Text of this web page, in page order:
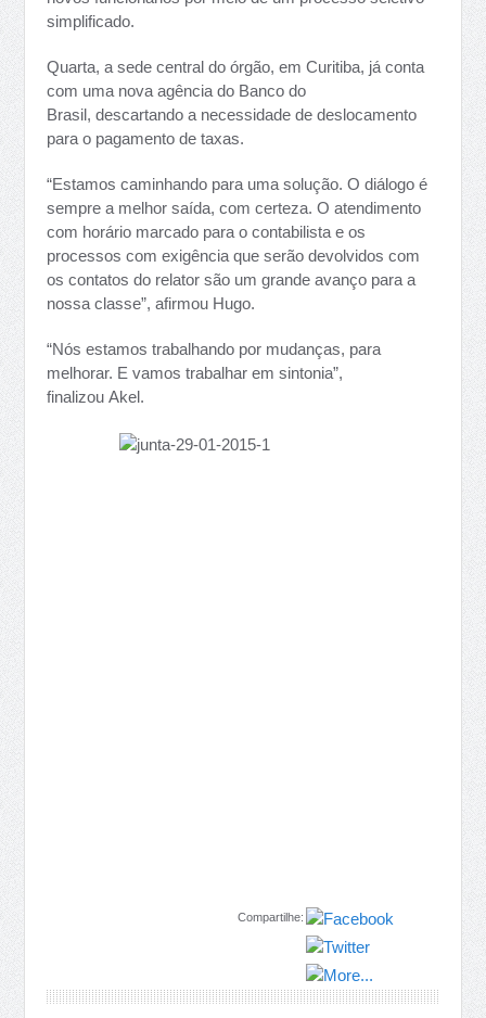
simplificado.
Quarta, a sede central do órgão, em Curitiba, já conta
com uma nova agência do Banco do
Brasil, descartando a necessidade de deslocamento
para o pagamento de taxas.
“Estamos caminhando para uma solução. O diálogo é
sempre a melhor saída, com certeza. O atendimento
com horário marcado para o contabilista e os
processos com exigência que serão devolvidos com
os contatos do relator são um grande avanço para a
nossa classe”, afirmou Hugo.
“Nós estamos trabalhando por mudanças, para
melhorar. E vamos trabalhar em sintonia”,
finalizou Akel.
Compartilhe: